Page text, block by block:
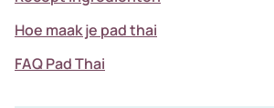
Hoe maak je pad thai
FAQ Pad Thai